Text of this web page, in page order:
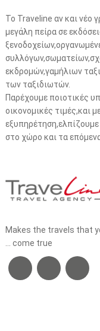
Το Traveline αν και νέο
μεγάλη πείρα σε
εκδρομών,γαμήλιων
των ταξιδιωτών.
Παρέχουμε ποιοτικές
οικονομικές τιμές,και
στο χώρο και τα
Makes the travels that
... come true